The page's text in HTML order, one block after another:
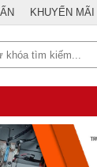
KHUYẾN MÃI